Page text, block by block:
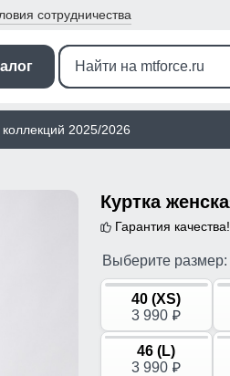
сотрудничества
2025/2026
Гарантия качества!
Выберите размер:
40 (XS)
3 990 p
46 (L)
3 990 p